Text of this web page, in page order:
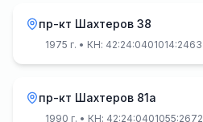
пр-кт Шахтеров 38
1975 г. • КН: 42:24:0401014:2463
пр-кт Шахтеров 81а
1990 г. • КН: 42:24:0401055:2672